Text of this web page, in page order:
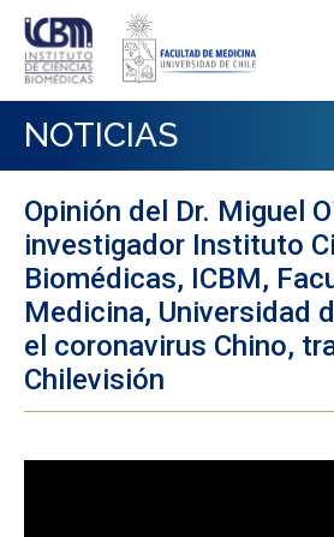
ACADÉMICAS/
INVESTIGACIÓN
PREGRADO
POSTGRADO
NOTICIAS
Opinión del Dr. Miguel
investigador Instituto
Biomédicas, ICBM,
Medicina, Universidad
el coronavirus Chino,
Chilevisión